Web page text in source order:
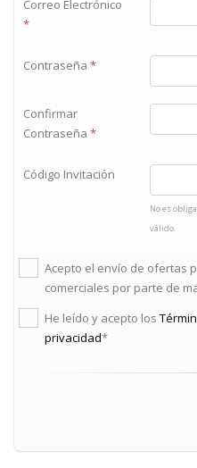
Correo Electrónico
*
Contraseña *
Confirmar
Contraseña *
Código Invitación
No es
válido.
Acepto el envío de ofertas
comerciales por parte de
He leído y acepto los
privacidad*